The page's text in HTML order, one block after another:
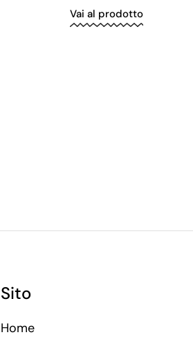
Vai al prodotto
Sito
Home